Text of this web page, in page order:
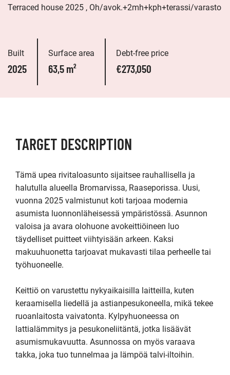
Terraced house 2025 , Oh/avok.+2mh+kph+terassi/varasto
Built
2025
Surface area
63,5 m²
Debt-free price
€273,050
TARGET DESCRIPTION
Tämä upea rivitaloasunto sijaitsee rauhallisella ja
halutulla alueella Bromarvissa, Raaseporissa. Uusi,
vuonna 2025 valmistunut koti tarjoaa modernia
asumista luonnonläheisessä ympäristössä. Asunnon
valoisa ja avara olohuone avokeittiöineen luo
täydelliset puitteet viihtyisään arkeen. Kaksi
makuuhuonetta tarjoavat mukavasti tilaa perheelle tai
työhuoneelle.
Keittiö on varustettu nykyaikaisilla laitteilla, kuten
keraamisella liedellä ja astianpesukoneella, mikä tekee
ruoanlaitosta vaivatonta. Kylpyhuoneessa on
lattialämmitys ja pesukoneliitäntä, jotka lisäävät
asumismukavuutta. Asunnossa on myös varaava
takka, joka tuo tunnelmaa ja lämpöä talvi-iltoihin.